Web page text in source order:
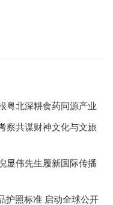
粤北深耕食药同源产业
察共谋财神文化与文旅
显伟先生履新国际传播
护照标准 启动全球公开